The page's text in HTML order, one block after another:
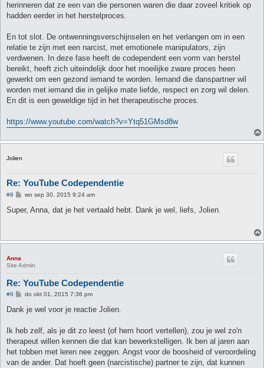
herinneren dat ze een van die personen waren die daar zoveel kritiek op
hadden eerder in het herstelproces.
En tot slot. De ontwenningsverschijnselen en het verlangen om in een
relatie te zijn met een narcist, met emotionele manipulators, zijn
verdwenen. In deze fase heeft de codependent een vorm van herstel
bereikt, heeft zich uiteindelijk door het moeilijke zware proces heen
gewerkt om een gezond iemand te worden. Iemand die danspartner wil
worden met iemand die in gelijke mate liefde, respect en zorg wil delen.
En dit is een geweldige tijd in het therapeutische proces.
https://www.youtube.com/watch?v=Ytq51GMsd8w
Jolien
Re: YouTube Codependentie
#8
B
r
wo sep 30, 2015 9:24 am
Super, Anna, dat je het vertaald hebt. Dank je wel, liefs, Jolien.
Anna
Site Admin
Re: YouTube Codependentie
#9
B
r
h
do okt 01, 2015 7:36 pm
Dank je wel voor je reactie Jolien.
Ik heb zelf, als je dit zo leest (of hem hoort vertellen), zou je wel zo'n
therapeut willen kennen die dat kan bewerkstelligen. Ik ben al jaren aan
het tobben met leren nee zeggen. Angst voor de boosheid of veroordeling
van de ander. Dat hoeft geen (narcistische) partner te zijn, dat kunnen